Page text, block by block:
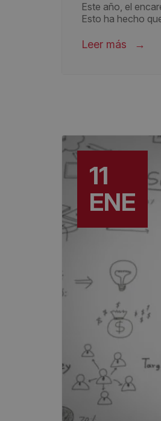
Este año, el
Esto ha hecho
Leer más
11
ENE